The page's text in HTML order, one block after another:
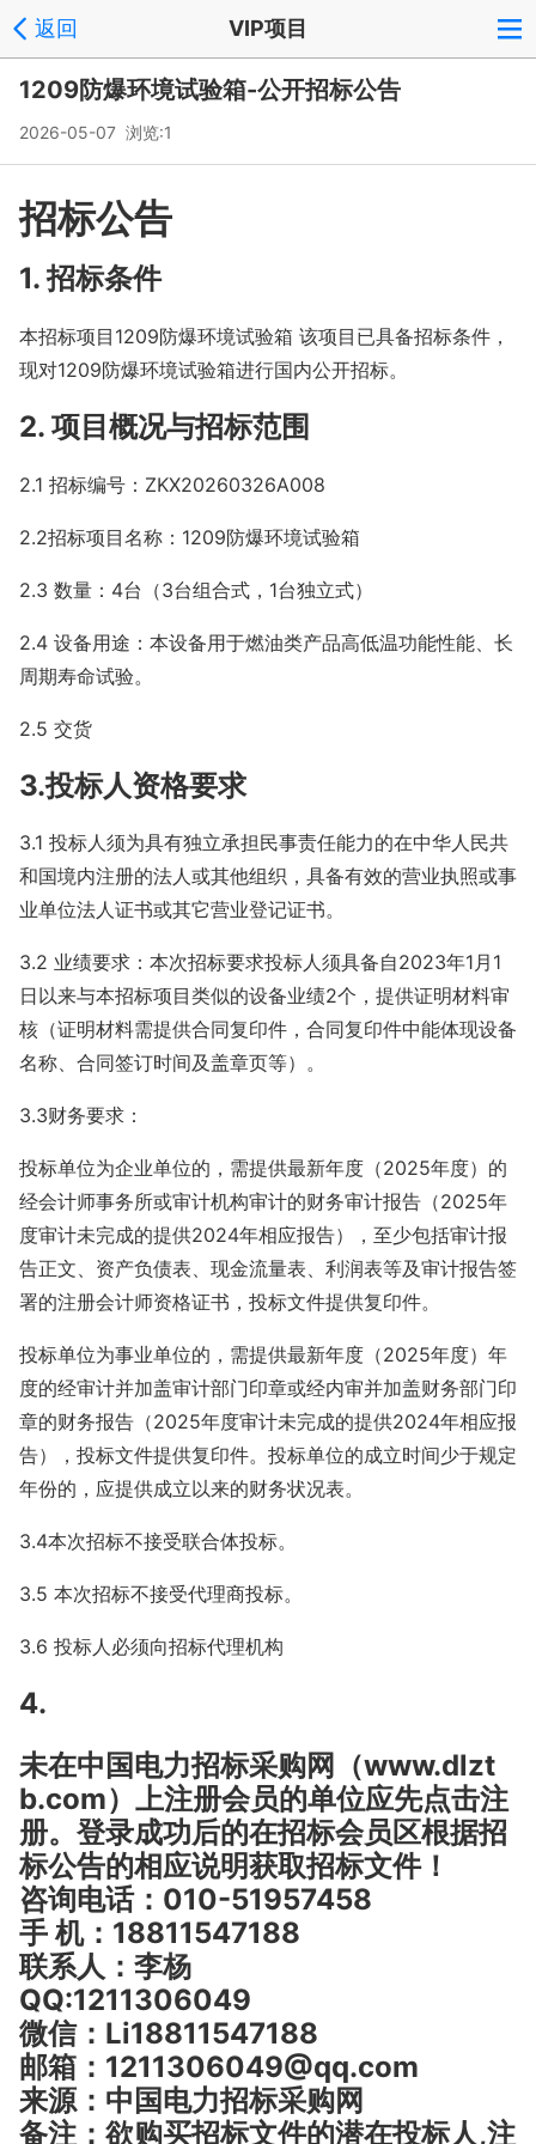
返回 VIP项目
1209防爆环境试验箱-公开招标公告
2026-05-07 浏览:1
招标公告
1. 招标条件
本招标项目1209防爆环境试验箱 该项目已具备招标条件，
现对1209防爆环境试验箱进行国内公开招标。
2. 项目概况与招标范围
2.1 招标编号：ZKX20260326A008
2.2招标项目名称：1209防爆环境试验箱
2.3 数量：4台（3台组合式，1台独立式）
2.4 设备用途：本设备用于燃油类产品高低温功能性能、长
周期寿命试验。
2.5 交货
3.投标人资格要求
3.1 投标人须为具有独立承担民事责任能力的在中华人民共
和国境内注册的法人或其他组织，具备有效的营业执照或事
业单位法人证书或其它营业登记证书。
3.2 业绩要求：本次招标要求投标人须具备自2023年1月1
日以来与本招标项目类似的设备业绩2个，提供证明材料审
核（证明材料需提供合同复印件，合同复印件中能体现设备
名称、合同签订时间及盖章页等）。
3.3财务要求：
投标单位为企业单位的，需提供最新年度（2025年度）的
经会计师事务所或审计机构审计的财务审计报告（2025年
度审计未完成的提供2024年相应报告），至少包括审计报
告正文、资产负债表、现金流量表、利润表等及审计报告签
署的注册会计师资格证书，投标文件提供复印件。
投标单位为事业单位的，需提供最新年度（2025年度）年
度的经审计并加盖审计部门印章或经内审并加盖财务部门印
章的财务报告（2025年度审计未完成的提供2024年相应报
告），投标文件提供复印件。投标单位的成立时间少于规定
年份的，应提供成立以来的财务状况表。
3.4本次招标不接受联合体投标。
3.5 本次招标不接受代理商投标。
3.6 投标人必须向招标代理机构
4.
未在中国电力招标采购网（www.dlzt
b.com）上注册会员的单位应先点击注
册。登录成功后的在招标会员区根据招
标公告的相应说明获取招标文件！
咨询电话：010-51957458
手 机：18811547188
联系人：李杨
QQ:1211306049
微信：Li18811547188
邮箱：1211306049@qq.com
来源：中国电力招标采购网
备注：欲购买招标文件的潜在投标人,注